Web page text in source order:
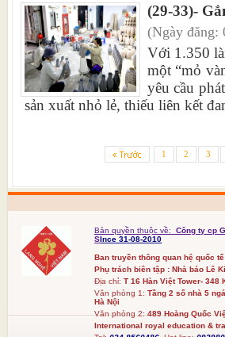
(29-33)-
(Ngày
Với 1.350
một “mỏ
yêu cầu
sản xuất nhỏ lẻ, thiếu liên kết
1 2 3
Bản quyền thuộc về:
Công ty cp
SInce 31-08-2010
Ban truyền thông quan hệ quốc
Phụ trách biên tập : Nhà báo Lê
Địa chỉ: T 16 Hàn Việt Tower- 348
Văn phòng 1:Tầng 2 số nhà 5
Hà Nội
Văn phòng 2:489 Hoàng Quốc
International royal education &